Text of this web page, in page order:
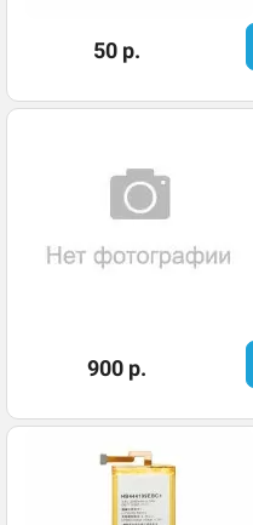
50 р.
900 р.